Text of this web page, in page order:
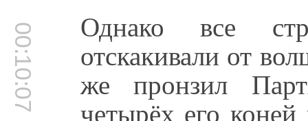
00:10:07 Однако все
отскакивали от
же пронзил
четырёх его